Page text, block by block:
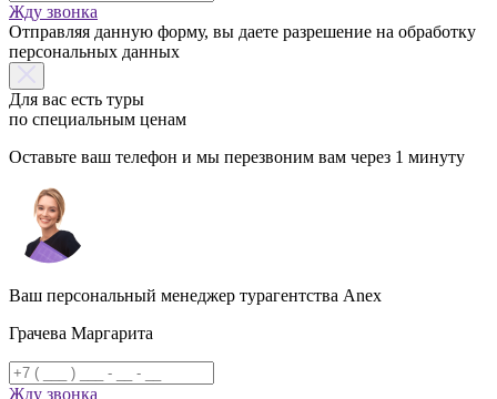
Жду звонка
Отправляя данную форму, вы даете разрешение на обработку
персональных данных
Для вас есть туры
по специальным ценам
Оставьте ваш телефон и мы перезвоним вам через 1 минуту
Ваш персональный менеджер турагентства Anex
Грачева Маргарита
Жду звонка